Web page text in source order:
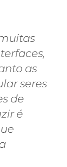
as
seres
de
é